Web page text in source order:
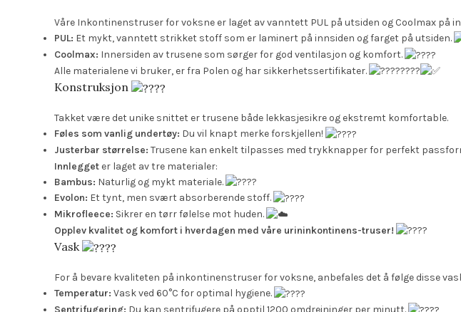
Våre Inkontinenstruser for voksne er laget av vanntett PUL på utsiden og Coolmax på
PUL: Et mykt, vanntett strikket stoff som er laminert på innsiden og farget på utsiden.
Coolmax: Innersiden av trusene som sørger for god ventilasjon og komfort.
Alle materialene vi bruker, er fra Polen og har sikkerhetssertifikater.
Konstruksjon
Takket være det unike snittet er trusene både lekkasjesikre og ekstremt komfortable.
Føles som vanlig undertøy: Du vil knapt merke forskjellen!
Justerbar størrelse: Trusene kan enkelt tilpasses med trykknapper for perfekt
Innlegget er laget av tre materialer:
Bambus: Naturlig og mykt materiale.
Evolon: Et tynt, men svært absorberende stoff.
Mikrofleece: Sikrer en tørr følelse mot huden.
Opplev kvalitet og komfort i hverdagen med våre urininkontinens-truser!
Vask
For å bevare kvaliteten på inkontinenstruser for voksne, anbefales det å følge disse
Temperatur: Vask ved 60°C for optimal hygiene.
Sentrifugering: Du kan sentrifugere på opptil 1200 omdreininger per minutt.